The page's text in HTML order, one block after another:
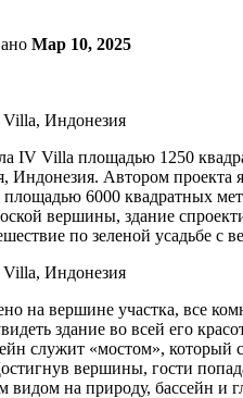
Мар 10, 2025
IV Villa площадью 1250
Индонезия. Автором
площадью 6000 квадратных
вершины, здание
по зеленой усадьбе
на вершине участка, все
здание во всей его
служит «мостом», который
вершины, гости
видом на природу, бассейн и